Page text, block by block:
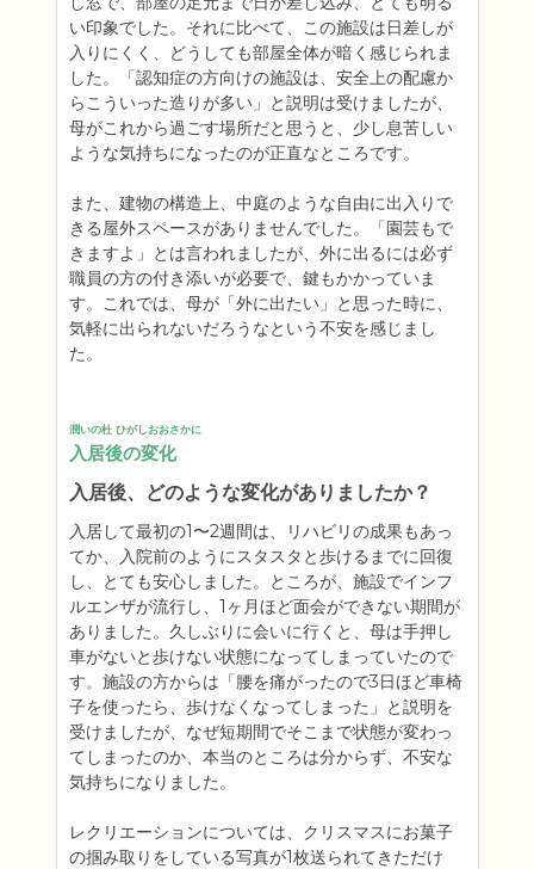
い印象でした。それに比べて、この施設は日差しが
入りにくく、どうしても部屋全体が暗く感じられま
した。「認知症の方向けの施設は、安全上の配慮か
らこういった造りが多い」と説明は受けましたが、
母がこれから過ごす場所だと思うと、少し息苦しい
ような気持ちになったのが正直なところです。
また、建物の構造上、中庭のような自由に出入りで
きる屋外スペースがありませんでした。「園芸もで
きますよ」とは言われましたが、外に出るには必ず
職員の方の付き添いが必要で、鍵もかかっていま
す。これでは、母が「外に出たい」と思った時に、
気軽に出られないだろうなという不安を感じまし
た。
潤いの杜 ひがしおおさかに
入居後の変化
入居後、どのような変化がありましたか？
入居して最初の1〜2週間は、リハビリの成果もあっ
てか、入院前のようにスタスタと歩けるまでに回復
し、とても安心しました。ところが、施設でインフ
ルエンザが流行し、1ヶ月ほど面会ができない期間が
ありました。久しぶりに会いに行くと、母は手押し
車がないと歩けない状態になってしまっていたので
す。施設の方からは「腰を痛がったので3日ほど車椅
子を使ったら、歩けなくなってしまった」と説明を
受けましたが、なぜ短期間でそこまで状態が変わっ
てしまったのか、本当のところは分からず、不安な
気持ちになりました。
レクリエーションについては、クリスマスにお菓子
の掴み取りをしている写真が1枚送られてきただけ